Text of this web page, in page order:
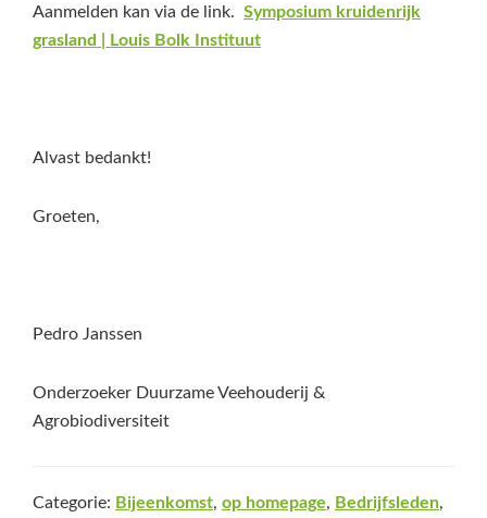
Aanmelden kan via de link. Symposium kruidenrijk
grasland | Louis Bolk Instituut
Alvast bedankt!
Groeten,
Pedro Janssen
Onderzoeker Duurzame Veehouderij &
Agrobiodiversiteit
Categorie: Bijeenkomst, op homepage, Bedrijfsleden,